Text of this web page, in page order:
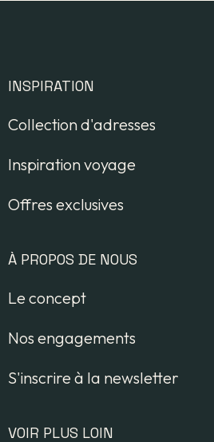
INSPIRATION
Collection d'adresses
Inspiration voyage
Offres exclusives
À PROPOS DE NOUS
Le concept
Nos engagements
S'inscrire à la newsletter
VOIR PLUS LOIN